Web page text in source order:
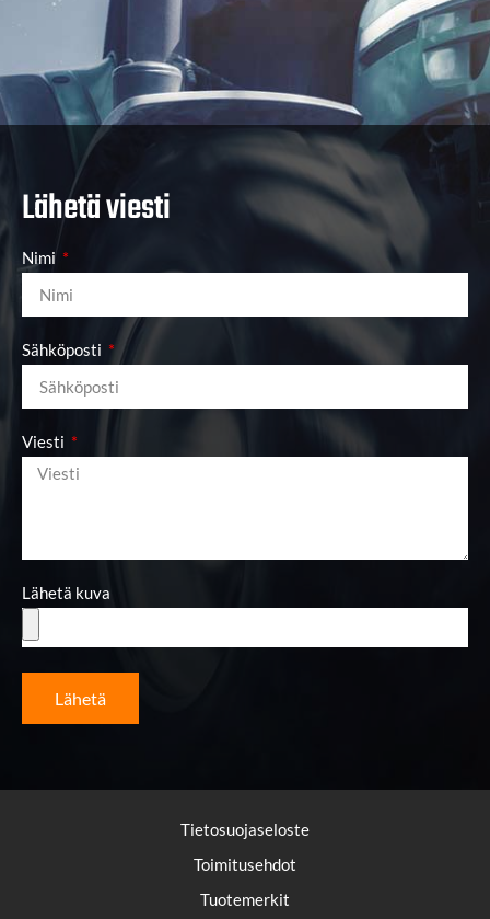
Lähetä viesti
Nimi
Sähköposti
Viesti
Lähetä kuva
Lähetä
Tietosuojaseloste
Toimitusehdot
Tuotemerkit